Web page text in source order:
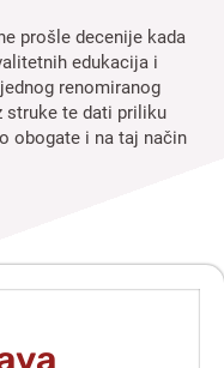
prošle decenije kada
edukacija i
renomiranog
struke te dati priliku
obogate i na taj način